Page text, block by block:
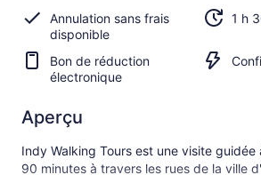
Afficher
les
15 avis
Viator
Annulation sans frais
disponible
1 h
Bon de réduction
électronique
Aperçu
Indy Walking Tours est une visite
90 minutes à travers les rues de la ville